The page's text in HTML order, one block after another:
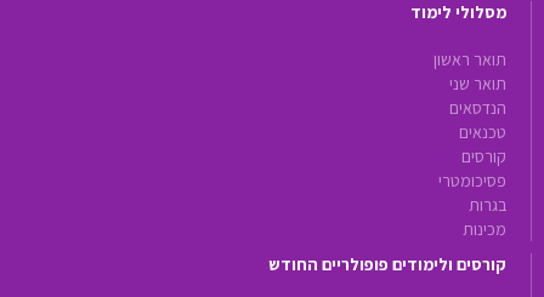
מסלולי לימוד
תואר ראשון
תואר שני
הנדסאים
טכנאים
קורסים
פסיכומטרי
בגרות
מכינות
קורסים ולימודים פופולריים החודש